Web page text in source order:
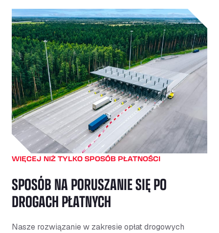
WIĘCEJ NIŻ TYLKO SPOSÓB PŁATNOŚCI
SPOSÓB NA PORUSZANIE SIĘ PO
DROGACH PŁATNYCH
Nasze rozwiązanie w zakresie opłat drogowych